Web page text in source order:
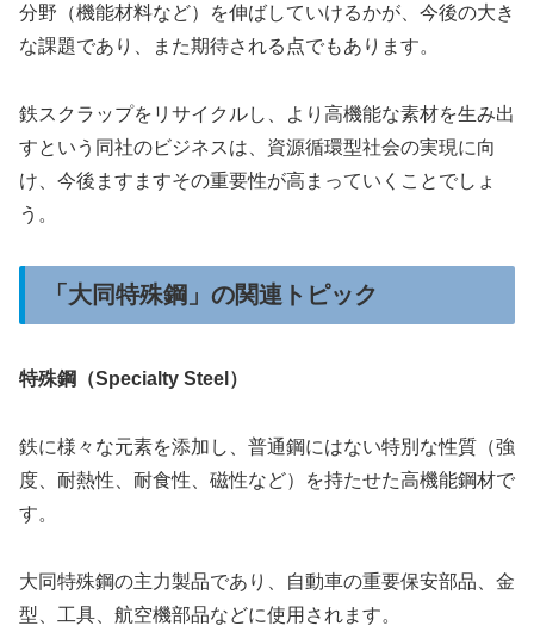
分野（機能材料など）を伸ばしていけるかが、今後の大き
な課題であり、また期待される点でもあります。
鉄スクラップをリサイクルし、より高機能な素材を生み出
すという同社のビジネスは、資源循環型社会の実現に向
け、今後ますますその重要性が高まっていくことでしょ
う。
「大同特殊鋼」の関連トピック
特殊鋼（Specialty Steel）
鉄に様々な元素を添加し、普通鋼にはない特別な性質（強
度、耐熱性、耐食性、磁性など）を持たせた高機能鋼材で
す。
大同特殊鋼の主力製品であり、自動車の重要保安部品、金
型、工具、航空機部品などに使用されます。